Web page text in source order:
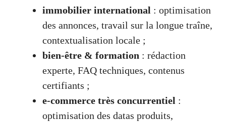
immobilier international : optimisation
des annonces, travail sur la longue traîne,
contextualisation locale ;
bien-être & formation : rédaction
experte, FAQ techniques, contenus
certifiants ;
e-commerce très concurrentiel :
optimisation des datas produits,